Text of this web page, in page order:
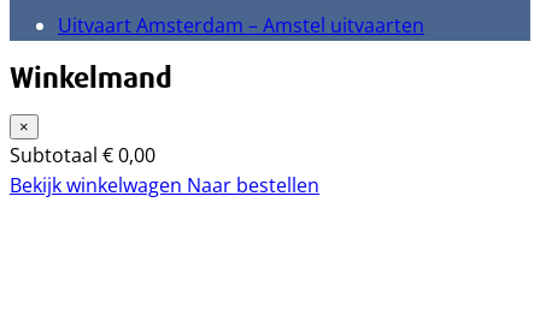
Uitvaart Amsterdam – Amstel uitvaarten
Winkelmand
×
Subtotaal €0,00
Bekijk winkelwagen Naar bestellen